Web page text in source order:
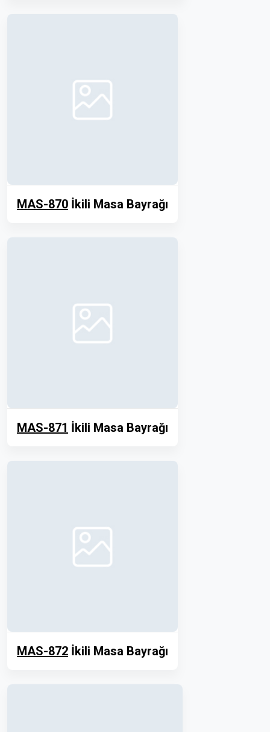
MAS-870 İkili Masa Bayrağı
MAS-871 İkili Masa Bayrağı
MAS-872 İkili Masa Bayrağı